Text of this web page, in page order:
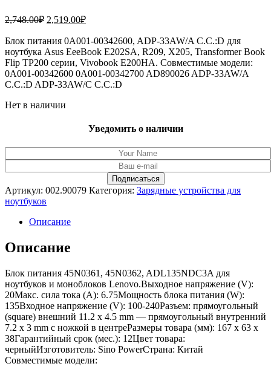
2,748.00₽ Первоначальная
составляла
2,748.00₽.
2,519.00₽Текущая
2,519.00₽.
Блок питания 0A001-00342600, ADP-33AW/A C.C.:D для
ноутбука Asus EeeBook E202SA, R209, X205, Transformer Book
Flip TP200 серии, Vivobook E200HA. Совместимые модели:
0A001-00342600 0A001-00342700 AD890026 ADP-33AW/A
C.C.:D ADP-33AW/C C.C.:D
Нет в наличии
Уведомить о наличии
Артикул: 002.90079 Категория: Зарядные устройства для
ноутбуков
Описание
Описание
Блок питания 45N0361, 45N0362, ADL135NDC3A для
ноутбуков и моноблоков Lenovo.Выходное напряжение (V):
20Макс. сила тока (A): 6.75Мощность блока питания (W):
135Входное напряжение (V): 100-240Разъем: прямоугольный
(square) внешний 11.2 x 4.5 mm — прямоугольный внутренний
7.2 x 3 mm с ножкой в центреРазмеры товара (мм): 167 x 63 x
38Гарантийный срок (мес.): 12Цвет товара:
черныйИзготовитель: Sino PowerСтрана: Китай
Совместимые модели: